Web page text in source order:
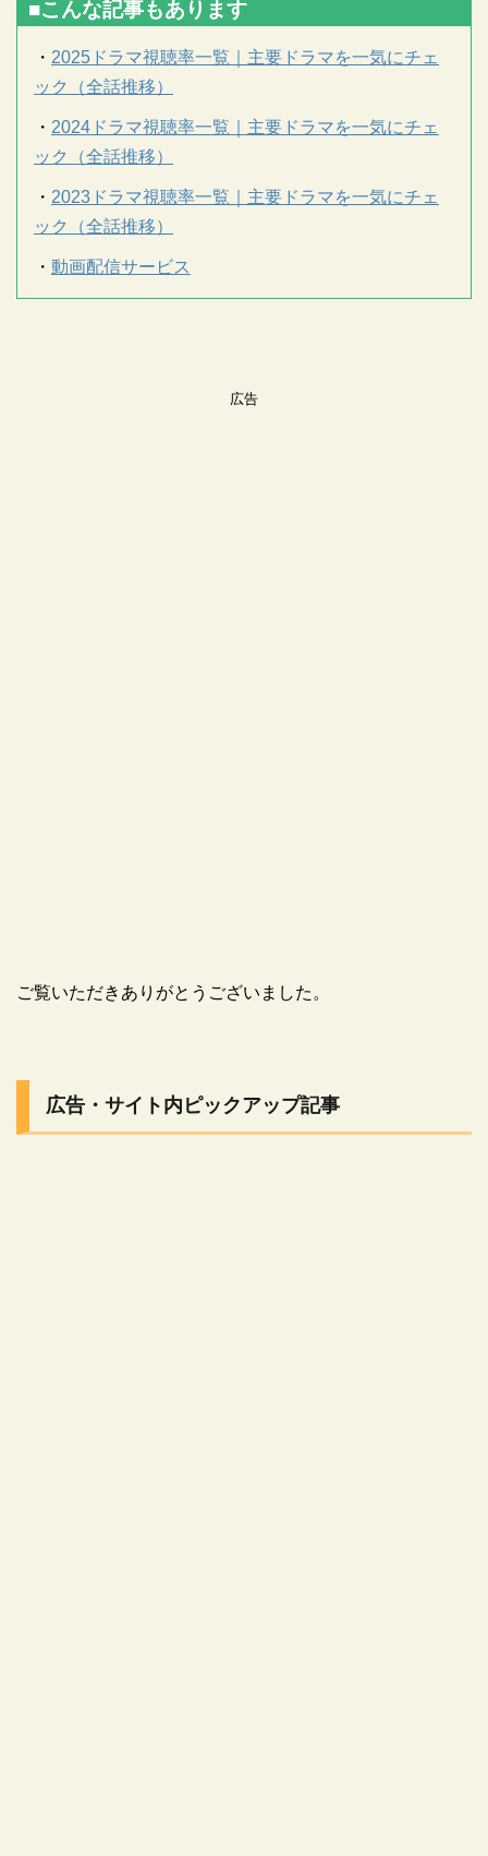
■こんな記事もあります
・ 2025ドラマ視聴率一覧｜主要ドラマを一気にチェ
ック（全話推移）
・ 2024ドラマ視聴率一覧｜主要ドラマを一気にチェ
ック（全話推移）
・ 2023ドラマ視聴率一覧｜主要ドラマを一気にチェ
ック（全話推移）
・ 動画配信サービス
広告
ご覧いただきありがとうございました。
広告・サイト内ピックアップ記事